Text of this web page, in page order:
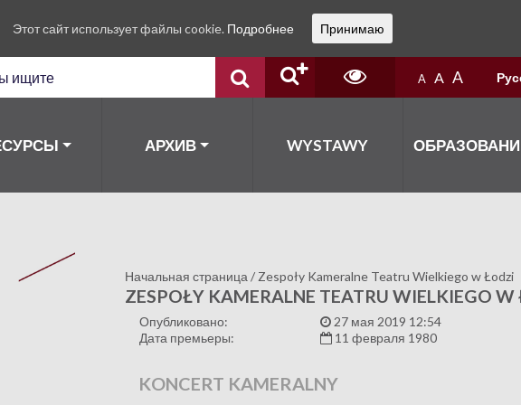
A A A
АРХИВ WYSTAWY
Начальная страница / Zespoły Kameralne Teatru Wielkiego w Łodzi
ZESPOŁY KAMERALNE TEATRU WIELKIEGO W
Опубликовано:
27 мая 2019 12:54
Дата премьеры:
11 февраля 1980
KONCERT KAMERALNY
Этот сайт использует файлы cookie. Подробнее Принимаю